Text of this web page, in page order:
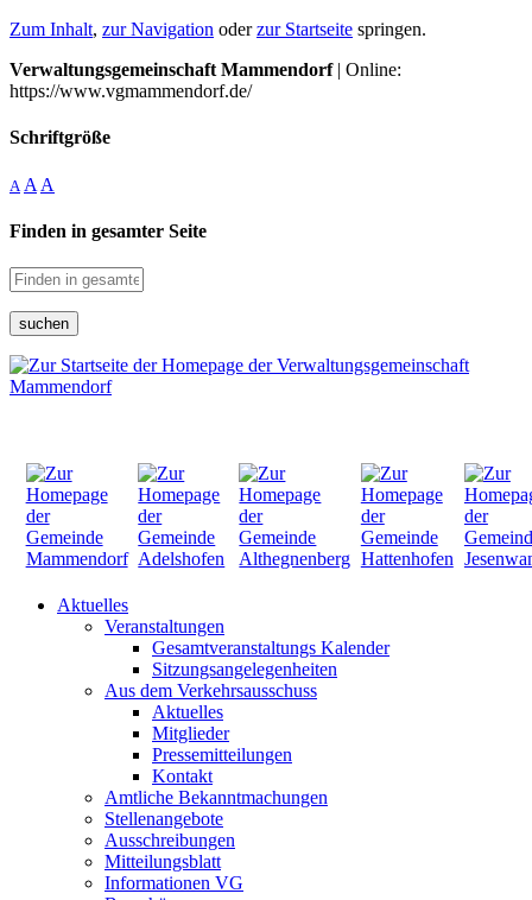
Zum Inhalt, zur Navigation oderzur Startseite springen.
Verwaltungsgemeinschaft Mammendorf| Online:
https://www.vgmammendorf.de/
Schriftgröße
A A A
Finden in gesamter Seite
suchen
Aktuelles
Veranstaltungen
Gesamtveranstaltungs Kalender
Sitzungsangelegenheiten
Aus dem Verkehrsausschuss
Aktuelles
Mitglieder
Pressemitteilungen
Kontakt
Amtliche Bekanntmachungen
Stellenangebote
Ausschreibungen
Mitteilungsblatt
Informationen VG